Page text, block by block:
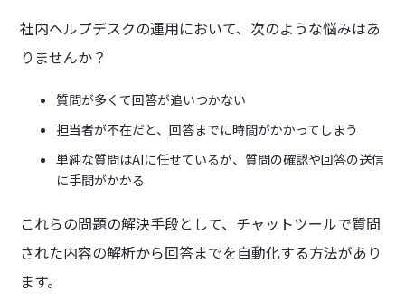
社内ヘルプデスクの運用において、次のような悩みはあ
りませんか？
質問が多くて回答が追いつかない
担当者が不在だと、回答までに時間がかかってしまう
単純な質問はAIに任せているが、質問の確認や回答の送信
に手間がかかる
これらの問題の解決手段として、チャットツールで質問
された内容の解析から回答までを自動化する方法があり
ます。